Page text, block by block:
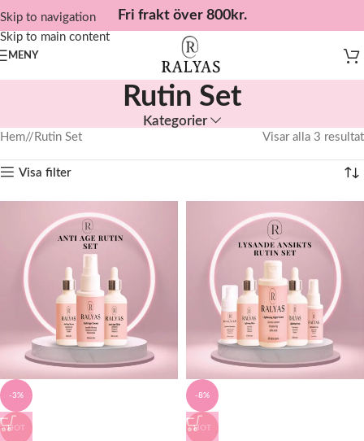
Skip to navigation
Skip to main content
Fri frakt över 800kr.
MENY
Rutin Set
Kategorier
Hem/ Rutin Set Visar alla 3 resultat
Visa filter
-3%
HOT
-8%
HOT